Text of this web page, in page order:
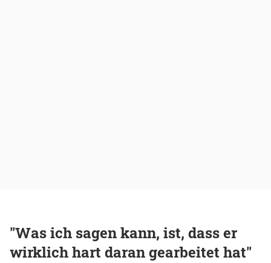
"Was ich sagen kann, ist, dass er
wirklich hart daran gearbeitet hat"